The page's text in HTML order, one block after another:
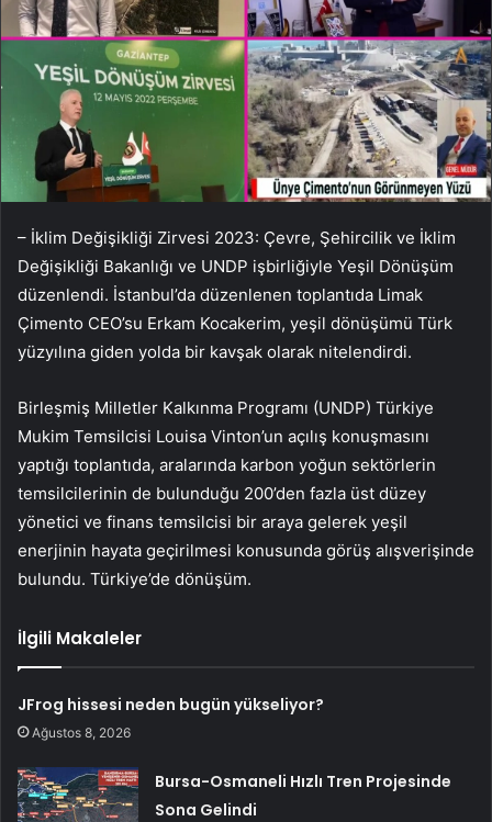
– İklim Değişikliği Zirvesi 2023: Çevre, Şehircilik ve İklim
Değişikliği Bakanlığı ve UNDP işbirliğiyle Yeşil Dönüşüm
düzenlendi. İstanbul’da düzenlenen toplantıda Limak
Çimento CEO’su Erkam Kocakerim, yeşil dönüşümü Türk
yüzyılına giden yolda bir kavşak olarak nitelendirdi.
Birleşmiş Milletler Kalkınma Programı (UNDP) Türkiye
Mukim Temsilcisi Louisa Vinton’un açılış konuşmasını
yaptığı toplantıda, aralarında karbon yoğun sektörlerin
temsilcilerinin de bulunduğu 200’den fazla üst düzey
yönetici ve finans temsilcisi bir araya gelerek yeşil
enerjinin hayata geçirilmesi konusunda görüş alışverişinde
bulundu. Türkiye’de dönüşüm.
İlgili Makaleler
JFrog hissesi neden bugün yükseliyor?
Ağustos 8, 2026
Bursa-Osmaneli Hızlı Tren Projesinde
Sona Gelindi